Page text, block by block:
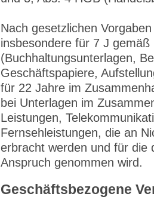
Nach gesetzlichen
insbesondere für 7 J
(Buchhaltungsunterlagen,
Geschäftspapiere,
für 22 Jahre im
bei Unterlagen im
Leistungen,
Fernsehleistungen, die an
erbracht werden und für die
Anspruch genommen wird.
Geschäftsbezogene